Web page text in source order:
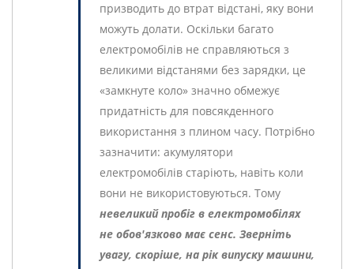
призводить до втрат відстані, яку вони
можуть долати. Оскільки багато
електромобілів не справляються з
великими відстанями без зарядки, це
«замкнуте коло» значно обмежує
придатність для повсякденного
використання з плином часу. Потрібно
зазначити: акумулятори
електромобілів старіють, навіть коли
вони не використовуються. Тому
невеликий пробіг в електромобілях
не обов'язково має сенс. Зверніть
увагу, скоріше, на рік випуску машини,